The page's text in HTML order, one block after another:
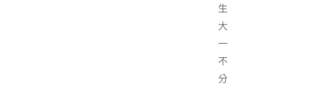
生
大
一
不
分